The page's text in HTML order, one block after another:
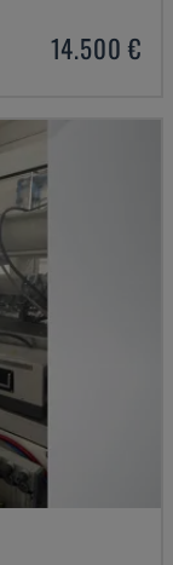
14.500 €